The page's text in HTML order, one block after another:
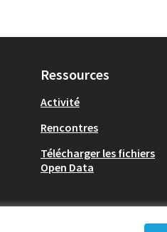
Ressources
Activité
Rencontres
Télécharger les fichiers
Open Data